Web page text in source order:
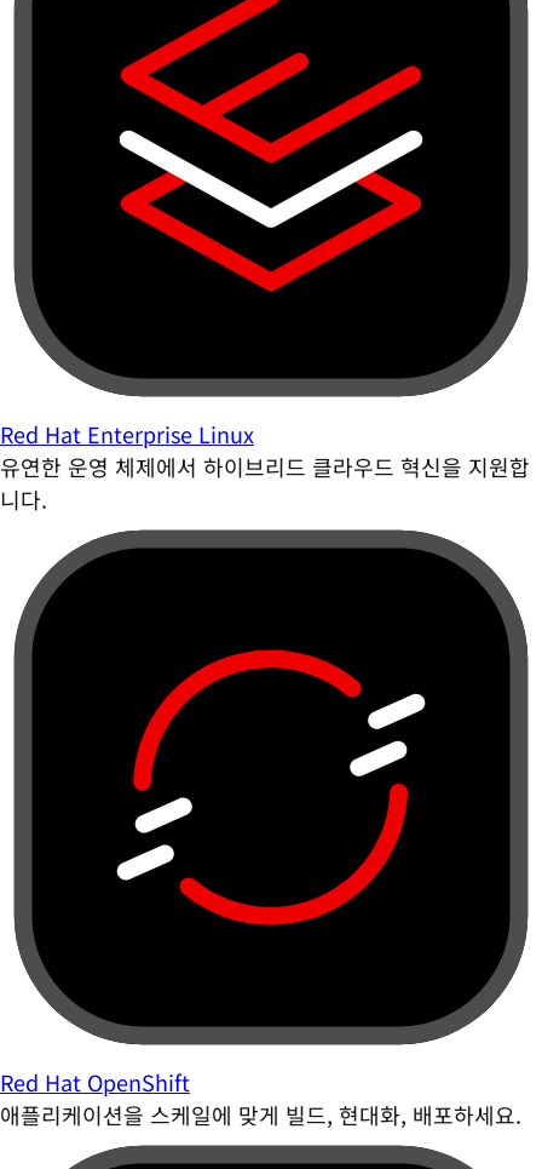
Red Hat Enterprise Linux
유연한 운영 체제에서 하이브리드 클라우드 혁신을 지원합
니다.
Red Hat OpenShift
애플리케이션을 스케일에 맞게 빌드, 현대화, 배포하세요.